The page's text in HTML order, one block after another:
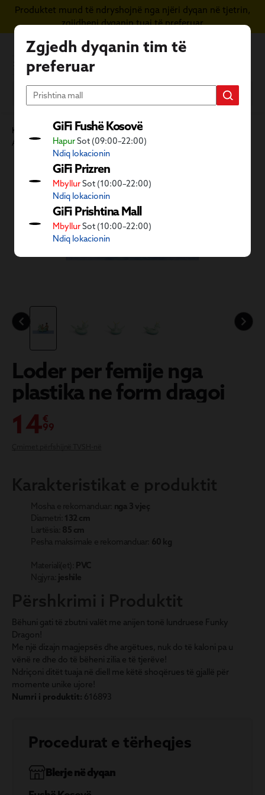
Kapërce te përmbajtja kryesore
Produktet mund të ndryshojnë nga njëri dyqan në tjetrin,
zgjidheni dyqanin tuaj të preferuar
Zgjedh dyqanin tim të
preferuar
GiFi Fushë Kosovë
HapurSot (09:00–22:00)
Ndiq lokacionin
GiFi Prizren
MbyllurSot (10:00–22:00)
Ndiq lokacionin
GiFi Prishtina Mall
MbyllurSot (10:00–22:00)
Ndiq lokacionin
Kategoritë GiFi
Ambient i jashtëm dhe dyqani i kafshëve
Aktivitete në natyrë
Goma plazhi
Kalo galerinë e imazheve
Loder per femije nga
plastika ne form dragoi
14€
99
Bëhuni gati të zbutni valët me anijen tonë lundruese Funky
Dragon!
Me një dizajn magjepsës dhe argëtues, nuk do të kaloni pa u
vënë re dhe do të bëheni zilia e të tjerëve!
Ndriçoni ditët tuaja në diell me këtë shoqërues të gjallë për
momente unike ujore!
Numri i produktit: 616893
Procedurat e tërheqjes
Blerje në dyqan